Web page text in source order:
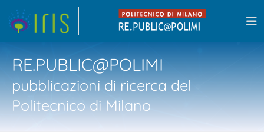
RE.PUBLIC@POLIMI
pubblicazioni di ricerca del
Politecnico di Milano